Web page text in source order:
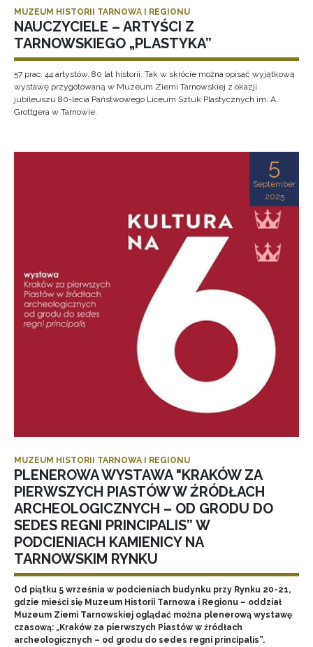
MUZEUM HISTORII TARNOWA I REGIONU
NAUCZYCIELE – ARTYŚCI Z
TARNOWSKIEGO „PLASTYKA”
57 prac. 44 artystów. 80 lat historii. Tak w skrócie można opisać wyjątkową
wystawę przygotowaną w Muzeum Ziemi Tarnowskiej z okazji
jubileuszu 80-lecia Państwowego Liceum Sztuk Plastycznych im. A.
Grottgera w Tarnowie.
5
September
2025
MUZEUM HISTORII TARNOWA I REGIONU
PLENEROWA WYSTAWA "KRAKÓW ZA
PIERWSZYCH PIASTÓW W ŹRÓDŁACH
ARCHEOLOGICZNYCH – OD GRODU DO
SEDES REGNI PRINCIPALIS” W
PODCIENIACH KAMIENICY NA
TARNOWSKIM RYNKU
Od piątku 5 września w podcieniach budynku przy Rynku 20-21,
gdzie mieści się Muzeum Historii Tarnowa i Regionu – oddział
Muzeum Ziemi Tarnowskiej oglądać można plenerową wystawę
czasową: „Kraków za pierwszych Piastów w źródłach
archeologicznych – od grodu do sedes regni principalis”.